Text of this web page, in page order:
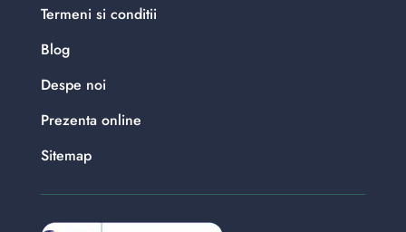
Termeni si conditii
Blog
Despe noi
Prezenta online
Sitemap